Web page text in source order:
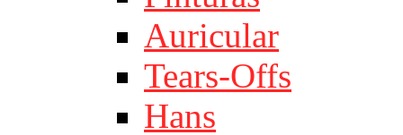
Auricular
Tears-Offs
Hans